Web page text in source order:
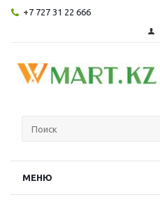
+7 727 31 22 666
МЕНЮ